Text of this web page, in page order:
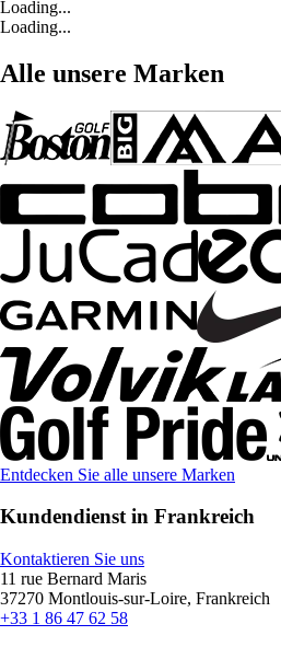
Loading...
Loading...
Alle unsere Marken
Entdecken Sie alle unsere Marken
Kundendienst in Frankreich
Kontaktieren Sie uns
11 rue Bernard Maris
37270 Montlouis-sur-Loire, Frankreich
+33 1 86 47 62 58